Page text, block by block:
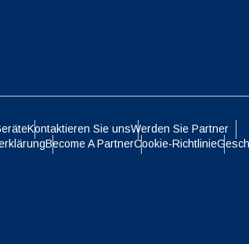
Kontaktieren Sie unsWerden Sie Partner
Become A PartnerCookie-Richtlinie
CAD - Kanadischer Dollar